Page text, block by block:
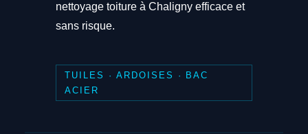
nettoyage toiture à Chaligny efficace et
sans risque.
TUILES · ARDOISES · BAC
ACIER